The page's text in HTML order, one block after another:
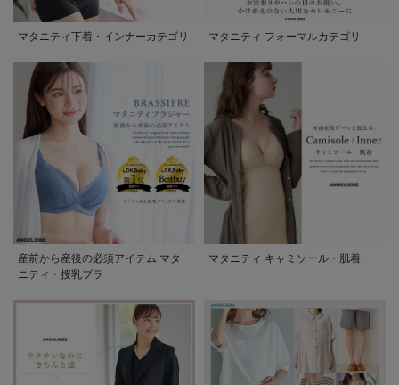
マタニティ下着・インナーカテゴリ マタニティ フォーマルカテゴリ
産前から産後の必須アイテム マタ
ニティ・授乳ブラ
マタニティ キャミソール・肌着